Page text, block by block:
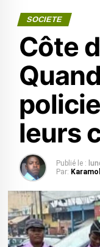
SOCIETE
Côte
leurs
Publié le :
Par: